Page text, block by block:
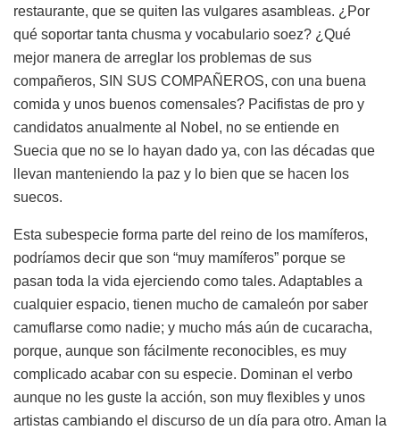
restaurante, que se quiten las vulgares asambleas. ¿Por
qué soportar tanta chusma y vocabulario soez? ¿Qué
mejor manera de arreglar los problemas de sus
compañeros, SIN SUS COMPAÑEROS, con una buena
comida y unos buenos comensales? Pacifistas de pro y
candidatos anualmente al Nobel, no se entiende en
Suecia que no se lo hayan dado ya, con las décadas que
llevan manteniendo la paz y lo bien que se hacen los
suecos.
Esta subespecie forma parte del reino de los mamíferos,
podríamos decir que son “muy mamíferos” porque se
pasan toda la vida ejerciendo como tales. Adaptables a
cualquier espacio, tienen mucho de camaleón por saber
camuflarse como nadie; y mucho más aún de cucaracha,
porque, aunque son fácilmente reconocibles, es muy
complicado acabar con su especie. Dominan el verbo
aunque no les guste la acción, son muy flexibles y unos
artistas cambiando el discurso de un día para otro. Aman la